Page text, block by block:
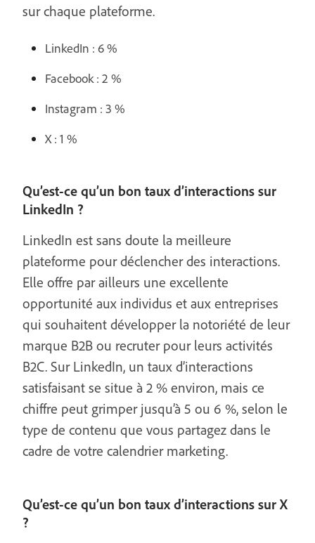
sur chaque plateforme.
LinkedIn : 6 %
Facebook : 2 %
Instagram : 3 %
X : 1 %
Qu’est-ce qu’un bon taux d’interactions sur
LinkedIn ?
LinkedIn est sans doute la meilleure
plateforme pour déclencher des interactions.
Elle offre par ailleurs une excellente
opportunité aux individus et aux entreprises
qui souhaitent développer la notoriété de leur
marque B2B ou recruter pour leurs activités
B2C. Sur LinkedIn, un taux d’interactions
satisfaisant se situe à 2 % environ, mais ce
chiffre peut grimper jusqu’à 5 ou 6 %, selon le
type de contenu que vous partagez dans le
cadre de votre calendrier marketing.
Qu’est-ce qu’un bon taux d’interactions sur X
?